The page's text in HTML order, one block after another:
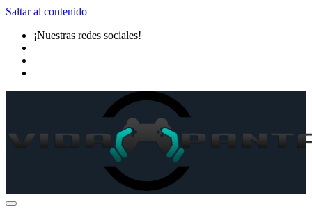
Saltar al contenido
¡Nuestras redes sociales!